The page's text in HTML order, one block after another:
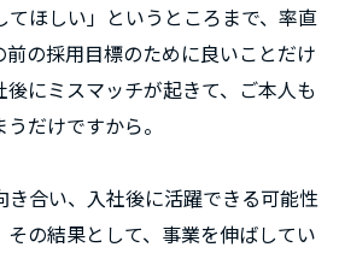
てほしい」というところまで、率直
前の採用目標のために良いことだけ
にミスマッチが起きて、ご本人も
だけですから。
合い、入社後に活躍できる可能性
その結果として、事業を伸ばしてい